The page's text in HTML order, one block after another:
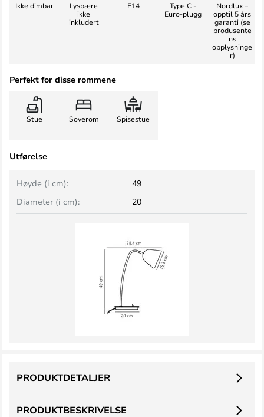
Ikke dimbar
Lyspære
ikke
inkludert
E14
Type C -
Euro-plugg
Nordlux –
opptil 5 års
garanti (se
produsente
ns
opplysninge
r)
Perfekt for disse rommene
Stue Soverom Spisestue
Utførelse
Høyde (i cm):
49
Diameter (i cm):
20
PRODUKTBESKRIVELSE
PRODUKTDETALJER